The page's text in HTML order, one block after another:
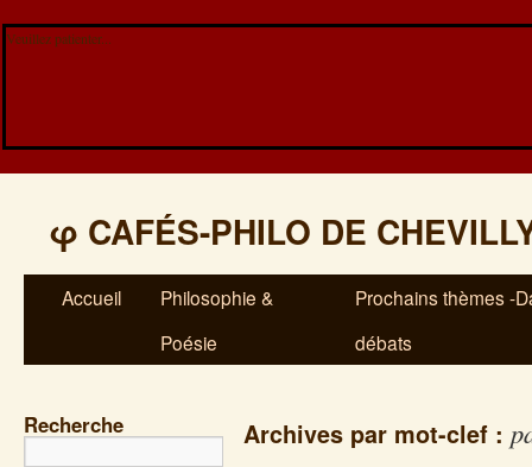
Veuillez patienter...
φ CAFÉS-PHILO DE
Accueil
Philosophie &
Poésie
Prochains thèmes -
débats
Recherche Archives par mot-clef :